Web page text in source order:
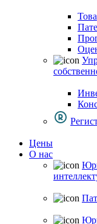
Цены
О нас